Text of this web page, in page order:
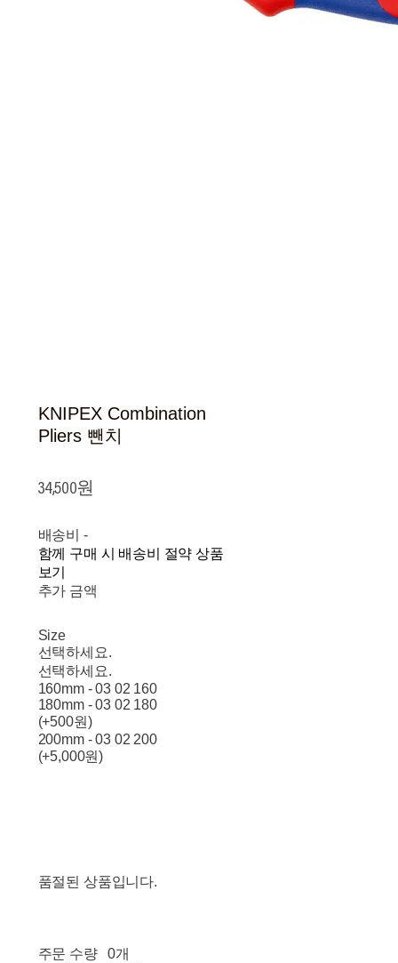
KNIPEX Combination
Pliers 뺀치
34,500원
배송비 -
함께 구매 시 배송비 절약 상품
보기
추가 금액
Size
선택하세요.
선택하세요.
160mm - 03 02 160
180mm - 03 02 180
(+500원)
200mm - 03 02 200
(+5,000원)
품절된 상품입니다.
주문 수량
0개